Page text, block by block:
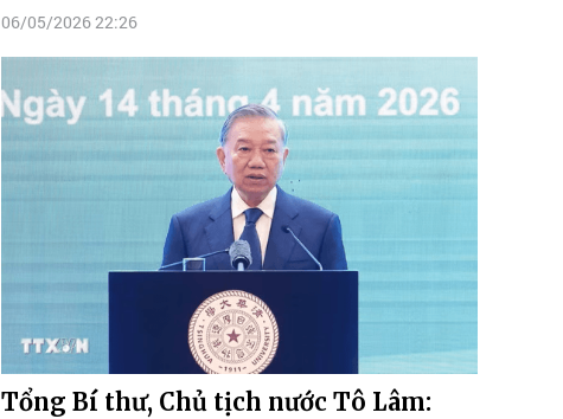
06/05/2026 22:26
Tổng Bí thư, Chủ tịch nước Tô Lâm: